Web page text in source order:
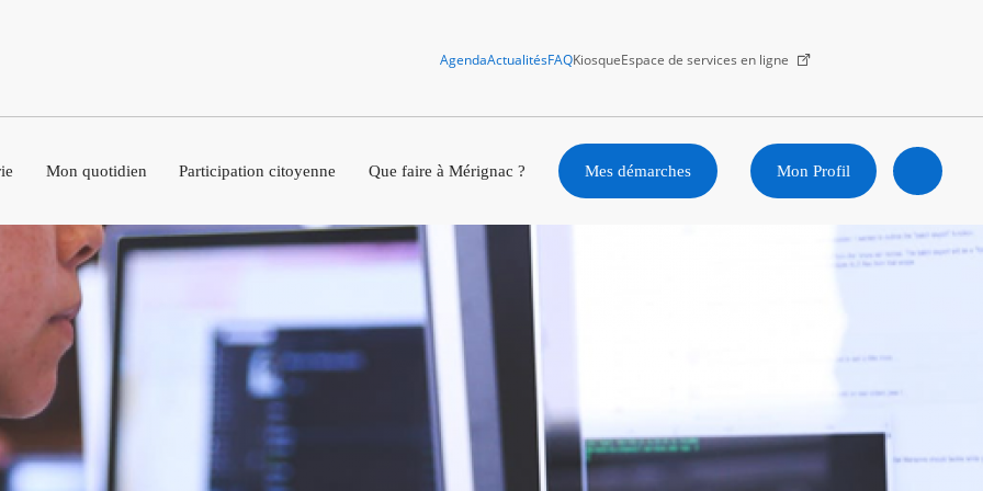
AgendaActualitésFAQKiosqueEspace de services en ligne
Mon quotidien Participation citoyenne Que faire à Mérignac ? Mes démarches Mon Profil
Ouvrir